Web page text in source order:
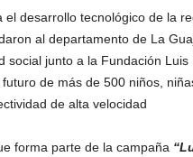
el desarrollo tecnológico de la
al departamento de La
social junto a la Fundación
de más de 500 niños,
de alta velocidad
forma parte de la campaña